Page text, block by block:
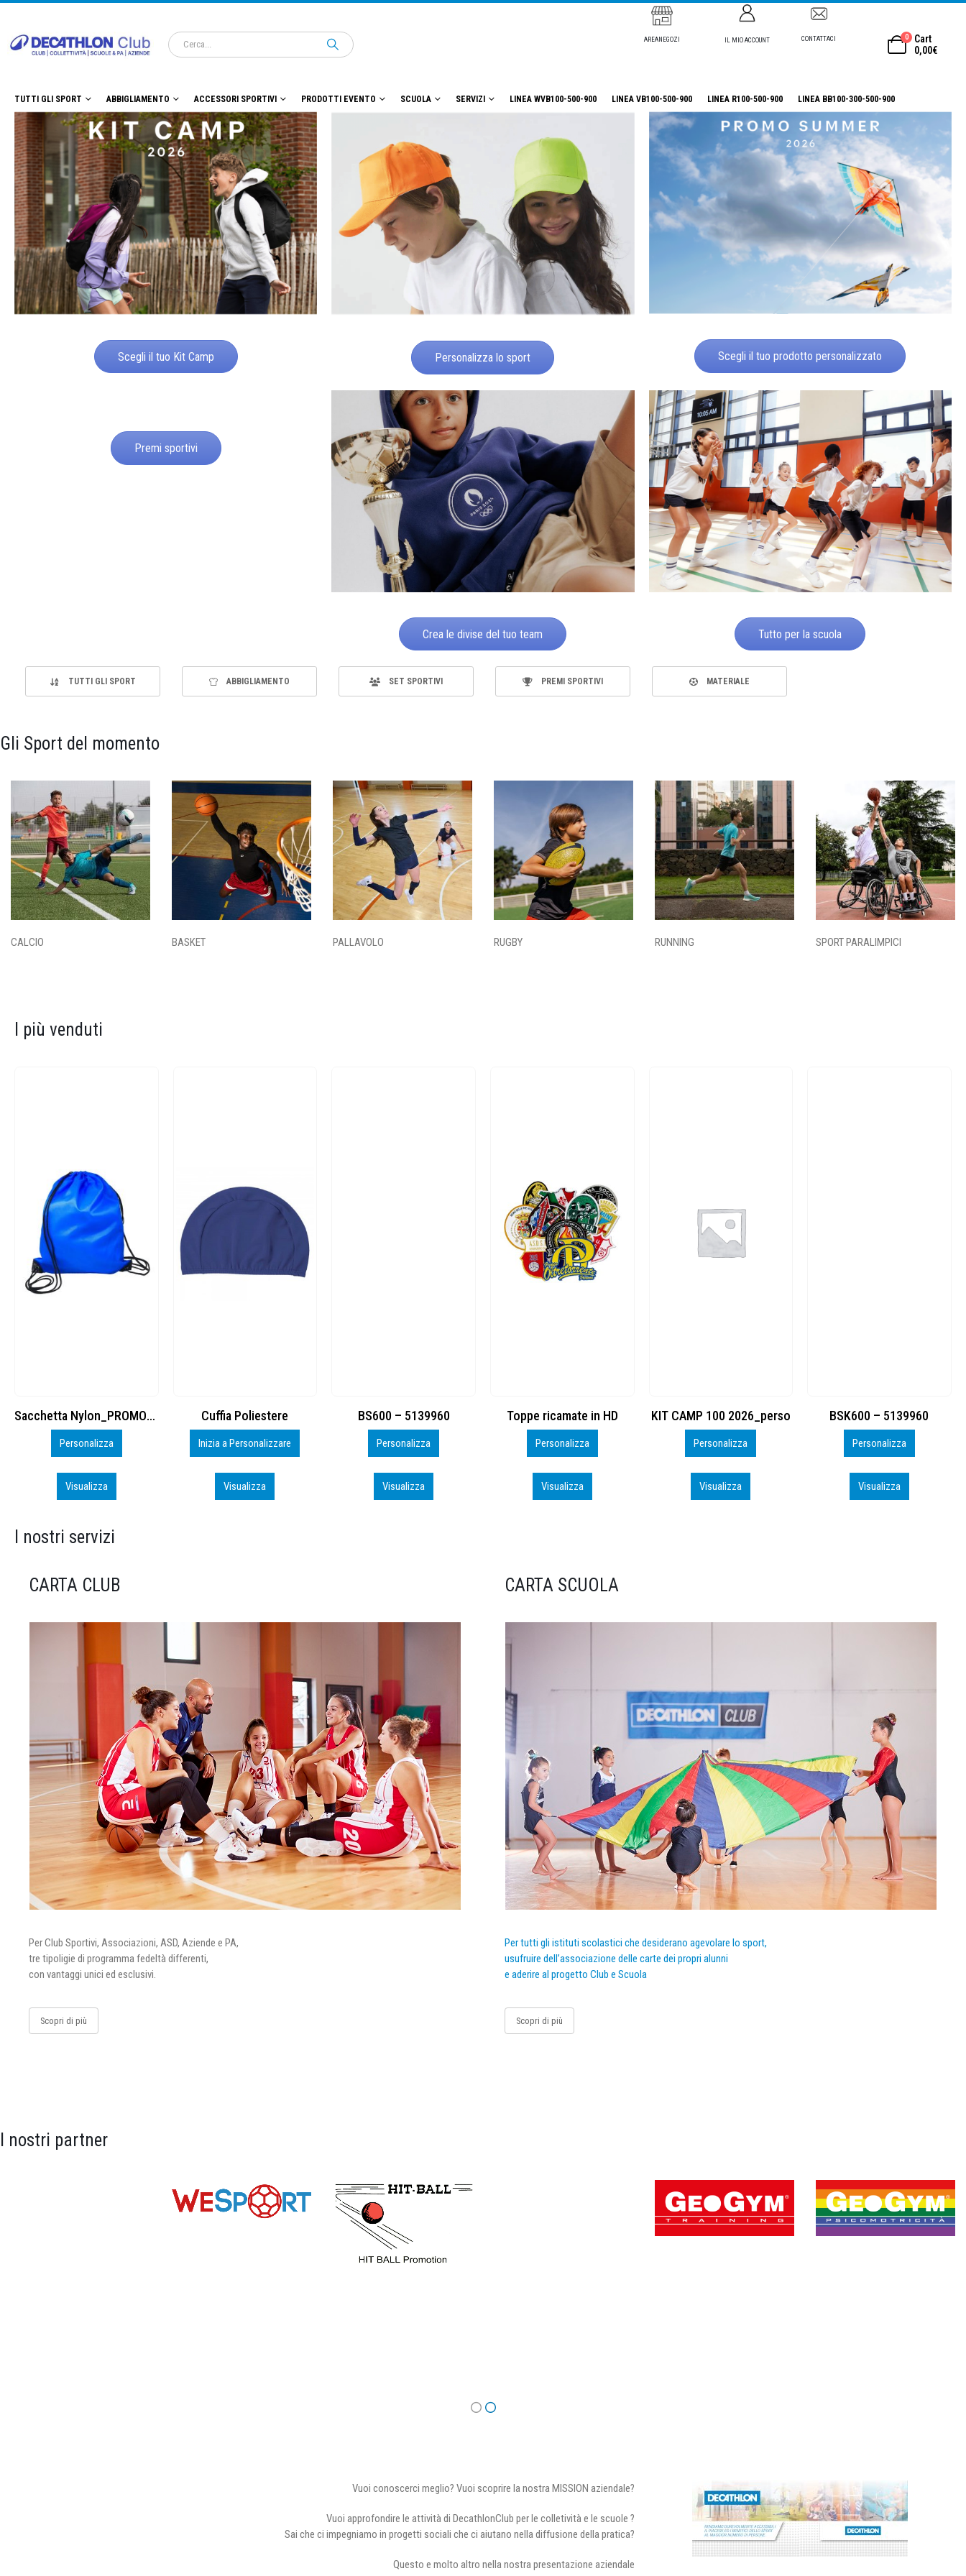
AREANEGOZI IL MIO ACCOUNT CONTATTACI 0
Cart
0,00€
TUTTI GLI SPORT ABBIGLIAMENTO ACCESSORI SPORTIVI PRODOTTI EVENTO SCUOLA SERVIZI LINEA WVB100-500-900 LINEA VB100-500-900 LINEA R100-500-900 LINEA BB100-300-500-900
Scegli il tuo Kit Camp Personalizza lo sport Scegli il tuo prodotto personalizzato
Premi sportivi
Crea le divise del tuo team Tutto per la scuola
TUTTI GLI SPORT ABBIGLIAMENTO SET SPORTIVI PREMI SPORTIVI MATERIALE
Gli Sport del momento
CALCIO BASKET PALLAVOLO RUGBY RUNNING SPORT PARALIMPICI
I più venduti
Cuffia Poliestere
Inizia a Personalizzare
Visualizza
BS600 – 5139960
Personalizza
Visualizza
Toppe ricamate in HD
Personalizza
Visualizza
KIT CAMP 100 2026_perso
Personalizza
Visualizza
BSK600 – 5139960
Personalizza
Visualizza
DTF
Personalizza
Visualizza
I nostri servizi
CARTA CLUB
Per Club Sportivi, Associazioni, ASD, Aziende e PA,
tre tipoligie di programma fedeltà differenti,
con vantaggi unici ed esclusivi.
Scopri di più
CARTA SCUOLA
Per tutti gli istituti scolastici che desiderano agevolare lo sport,
usufruire dell’associazione delle carte dei propri alunni
e aderire al progetto Club e Scuola
Scopri di più
I nostri partner
Vuoi conoscerci meglio? Vuoi scoprire la nostra MISSION aziendale?
Vuoi approfondire le attività di DecathlonClub per le colletività e le scuole ?
Sai che ci impegniamo in progetti sociali che ci aiutano nella diffusione della pratica?
Questo e molto altro nella nostra presentazione aziendale